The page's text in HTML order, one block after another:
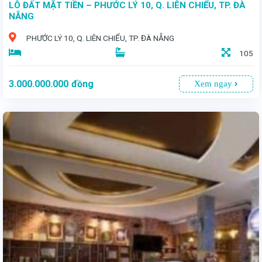
LÔ ĐẤT MẶT TIỀN – PHƯỚC LÝ 10, Q. LIÊN CHIỂU, TP. ĐÀ
NẴNG
PHƯỚC LÝ 10, Q. LIÊN CHIỂU, TP. ĐÀ NẴNG
105
3.000.000.000 đồng Xem ngay